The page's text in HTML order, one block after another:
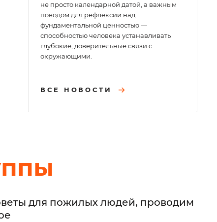
не просто календарной датой, а важным
поводом для рефлексии над
фундаментальной ценностью —
способностью человека устанавливать
глубокие, доверительные связи с
окружающими.
ВСЕ НОВОСТИ
для пожилых людей, проводим